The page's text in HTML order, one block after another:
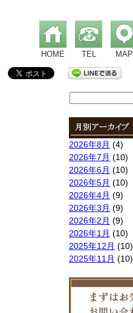
HOME TEL MAP
2026年8月 (4)
2026年7月 (10)
2026年6月 (10)
2026年5月 (10)
2026年4月 (9)
2026年3月 (9)
2026年2月 (9)
2026年1月 (10)
2025年12月 (10)
2025年11月 (10)
2025年8月(9)
2025年7月(10)